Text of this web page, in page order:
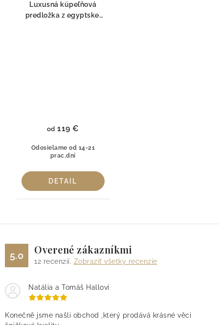
Luxusná kúpeľňová
predložka z egyptskej
Odosielame od 14-21
prac.dní
od 119 €
DETAIL
5.0 Overené zákazníkmi
12 recenzií. Zobraziť všetky recenzie
Natália a Tomáš Hallovi
Konečně jsme našli obchod ,který prodává krásné věci